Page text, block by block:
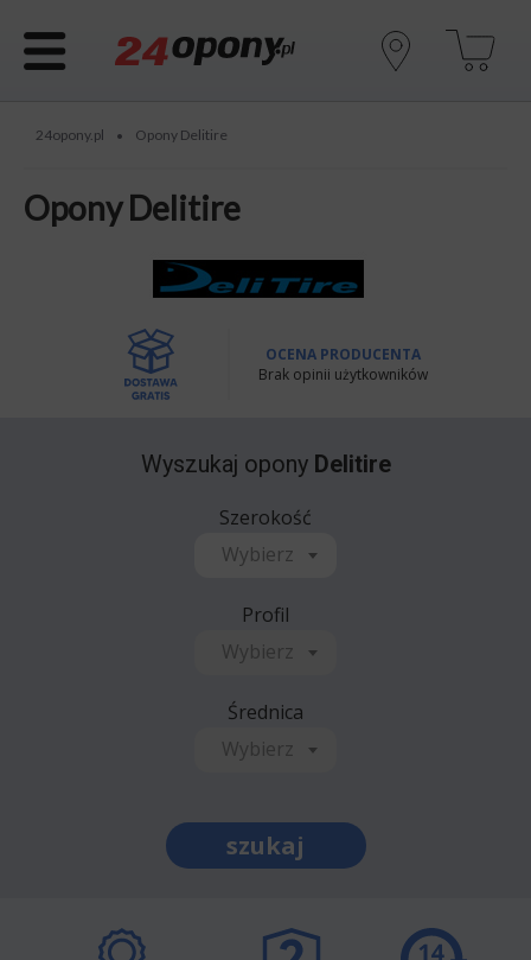
24opony.pl • Opony Delitire
Opony Delitire
OCENA PRODUCENTA
Brak opinii użytkowników
Wyszukaj opony Delitire
Szerokość
Wybierz
Profil
Wybierz
Średnica
Wybierz
szukaj